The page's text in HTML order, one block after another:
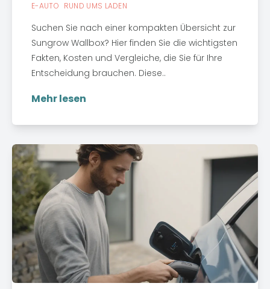
E-AUTO RUND UMS LADEN
Suchen Sie nach einer kompakten Übersicht zur
Sungrow Wallbox? Hier finden Sie die wichtigsten
Fakten, Kosten und Vergleiche, die Sie für Ihre
Entscheidung brauchen. Diese..
Mehr lesen